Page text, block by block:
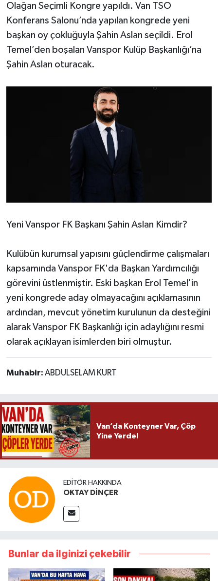
Olağan Seçimli Kongre yapıldı. Van TSO
Konferans Salonu’nda yapılan kongrede yeni
başkan oy çokluğuyla Şahin Aslan seçildi. Erol
Temel’den boşalan Vanspor Kulüp Başkanlığı’na
Şahin Aslan oturacak.
Yeni Vanspor FK Başkanı Şahin Aslan Kimdir?
Kulübün kurumsal yapısını güçlendirme çalışmaları
kapsamında Vanspor FK'da Başkan Yardımcılığı
görevini üstlenmiştir. Eski başkan Erol Temel'in
yeni kongrede aday olmayacağını açıklamasının
ardından, mevcut yönetim kurulunun da desteğini
alarak Vanspor FK Başkanlığı için adaylığını resmi
olarak açıklayan isimlerden biri olmuştur.
Muhabir: ABDULSELAM KURT
Van’da Konteyner Var, Çöp
Yine Yerde!
EDITÖR HAKKINDA
OKTAY DİNÇER
Bunlar da ilginizi çekebilir